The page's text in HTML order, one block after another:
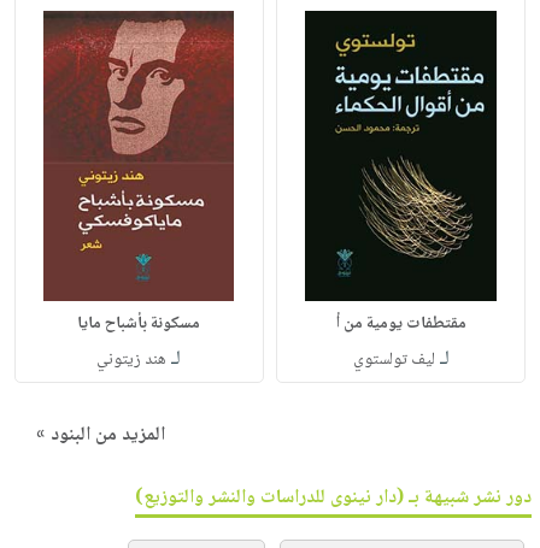
مقتطفات يومية من أ
لـ ليف تولستوي
مسكونة بأشباح مايا
لـ هند زيتوني
المزيد من البنود »
دور نشر شبيهة بـ (دار نينوى للدراسات والنشر والتوزيع)